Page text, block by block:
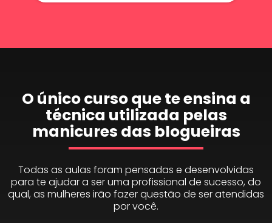
O único curso que te ensina a
técnica utilizada pelas
manicures das blogueiras
Todas as aulas foram pensadas e desenvolvidas
para te ajudar a ser uma profissional de sucesso, do
qual, as mulheres irão fazer questão de ser atendidas
por você.